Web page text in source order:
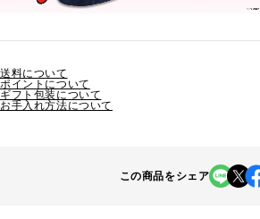
送料について
ポイントについて
ギフト包装について
お手入れ方法について
この商品をシェア